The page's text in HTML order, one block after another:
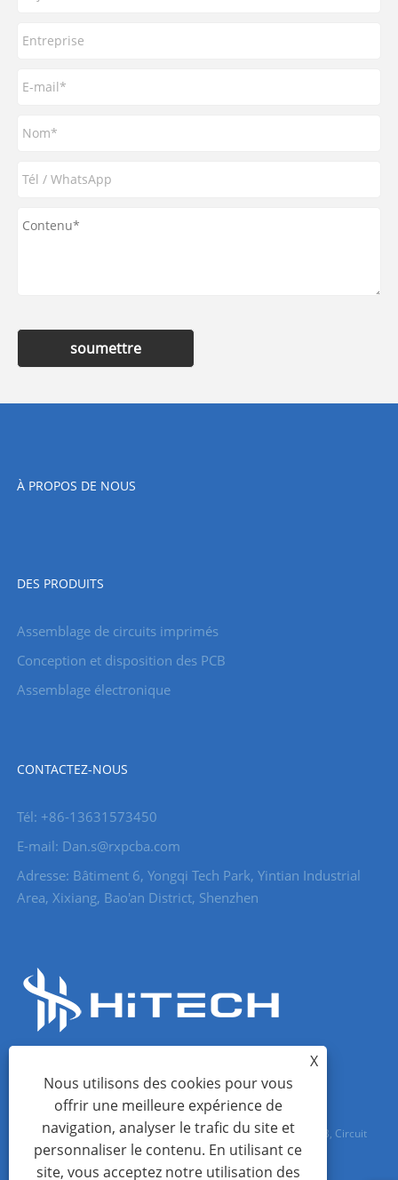
soumettre
À PROPOS DE NOUS
DES PRODUITS
Assemblage de circuits imprimés
Conception et disposition des PCB
Assemblage électronique
CONTACTEZ-NOUS
Tél: +86-13631573450
E-mail: Dan.s@rxpcba.com
Adresse: Bâtiment 6, Yongqi Tech Park, Yintian Industrial
Area, Xixiang, Bao'an District, Shenzhen
Copyright © 2023 Shenzhen Hi Tech Co., Ltd. - Assemblage PCB, Circuit
Board, PCB - Tous droits réservés
X
Nous utilisons des cookies pour vous
offrir une meilleure expérience de
navigation, analyser le trafic du site et
personnaliser le contenu. En utilisant ce
site, vous acceptez notre utilisation des